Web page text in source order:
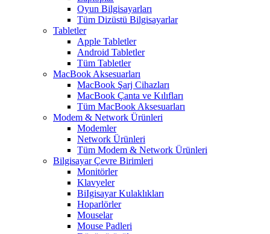
Oyun Bilgisayarları
Tüm Dizüstü Bilgisayarlar
Tabletler
Apple Tabletler
Android Tabletler
Tüm Tabletler
MacBook Aksesuarları
MacBook Şarj Cihazları
MacBook Çanta ve Kılıfları
Tüm MacBook Aksesuarları
Modem & Network Ürünleri
Modemler
Network Ürünleri
Tüm Modem & Network Ürünleri
Bilgisayar Çevre Birimleri
Monitörler
Klavyeler
BiIgisayar Kulaklıkları
Hoparlörler
Mouselar
Mouse Padleri